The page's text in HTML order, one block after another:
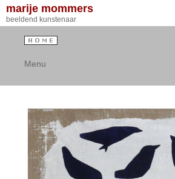
marije mommers
beeldend kunstenaar
Menu